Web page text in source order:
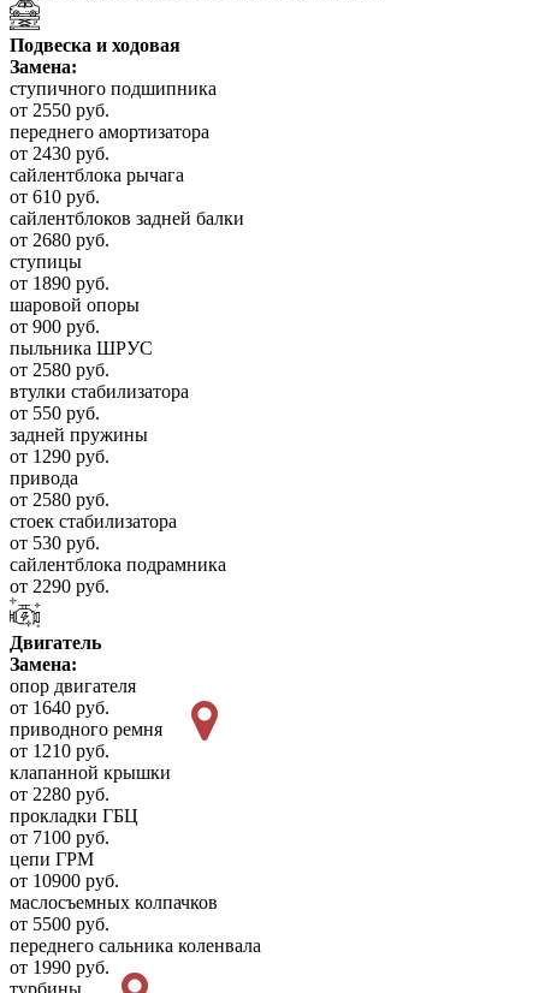
Подвеска и ходовая
Замена:
ступичного подшипника
от 2550 руб.
переднего амортизатора
от 2430 руб.
сайлентблока рычага
от 610 руб.
сайлентблоков задней балки
от 2680 руб.
ступицы
от 1890 руб.
шаровой опоры
от 900 руб.
пыльника ШРУС
от 2580 руб.
втулки стабилизатора
от 550 руб.
задней пружины
от 1290 руб.
привода
от 2580 руб.
стоек стабилизатора
от 530 руб.
сайлентблока подрамника
от 2290 руб.
Двигатель
Замена:
опор двигателя
от 1640 руб.
приводного ремня
от 1210 руб.
клапанной крышки
от 2280 руб.
прокладки ГБЦ
от 7100 руб.
цепи ГРМ
от 10900 руб.
маслосъемных колпачков
от 5500 руб.
переднего сальника коленвала
от 1990 руб.
турбины